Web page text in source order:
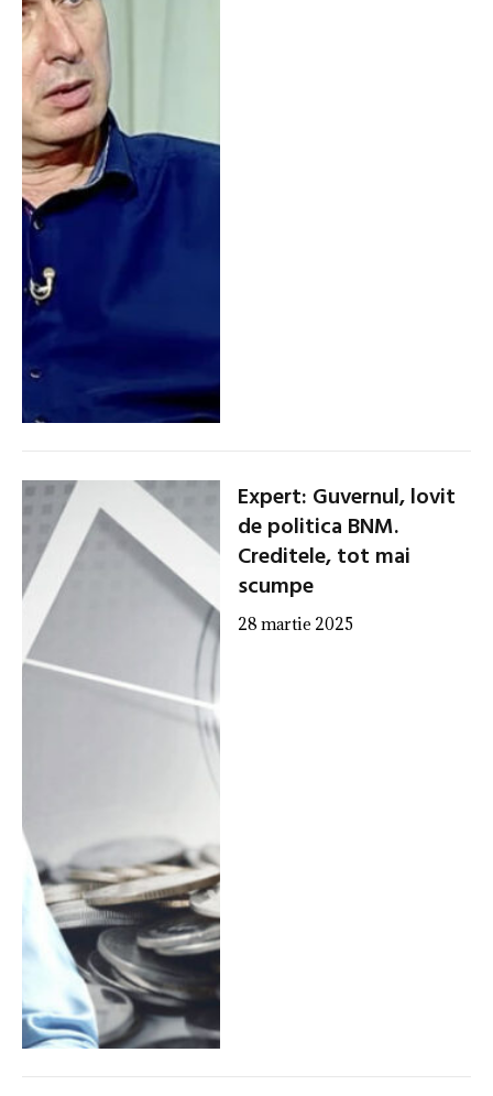
Expert: Guvernul, lovit
de politica BNM.
Creditele, tot mai
scumpe
28 martie 2025